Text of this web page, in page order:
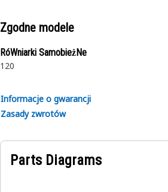
Zgodne modele
RóWniarki SamobieżNe
120
Informacje o gwarancji
Zasady zwrotów
Parts Diagrams